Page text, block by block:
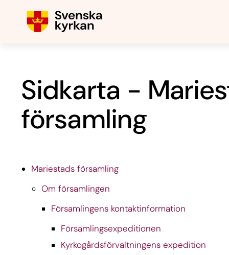
Sidkarta -
församling
Mariestads församling
Om församlingen
Församlingens kontaktinformation
Församlingsexpeditionen
Kyrkogårdsförvaltningens expedition